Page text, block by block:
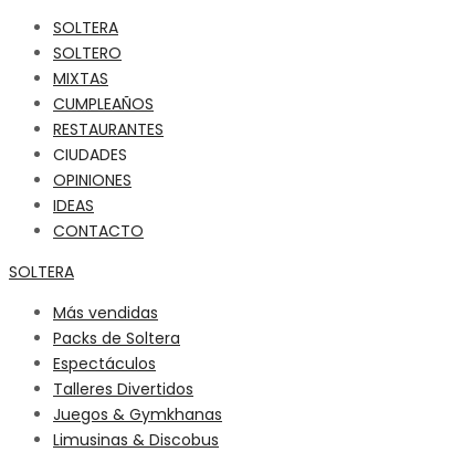
SOLTERA
SOLTERO
MIXTAS
CUMPLEAÑOS
RESTAURANTES
CIUDADES
OPINIONES
IDEAS
CONTACTO
SOLTERA
Más vendidas
Packs de Soltera
Espectáculos
Talleres Divertidos
Juegos & Gymkhanas
Limusinas & Discobus